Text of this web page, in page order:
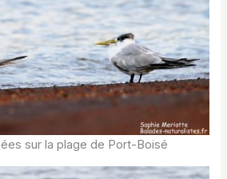
sur la plage de Port-Boisé